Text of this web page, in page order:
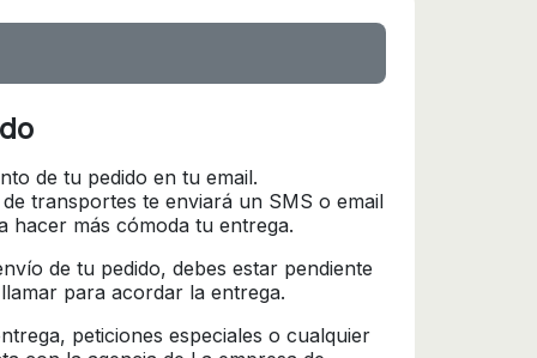
de tu pedido en tu email.
transportes te enviará un SMS o email
hacer más cómoda tu entrega.
de tu pedido, debes estar pendiente
para acordar la entrega.
peticiones especiales o cualquier